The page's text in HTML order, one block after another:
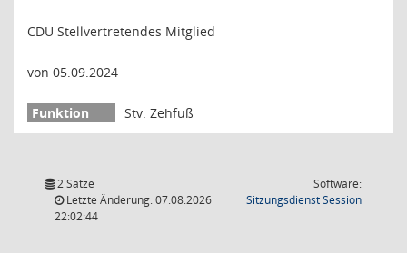
CDU Stellvertretendes Mitglied
von 05.09.2024
Stv. Zehfuß
2 Sätze
Letzte Änderung: 07.08.2026
22:02:44
Software:
SitzungsdienstSession(Wird in